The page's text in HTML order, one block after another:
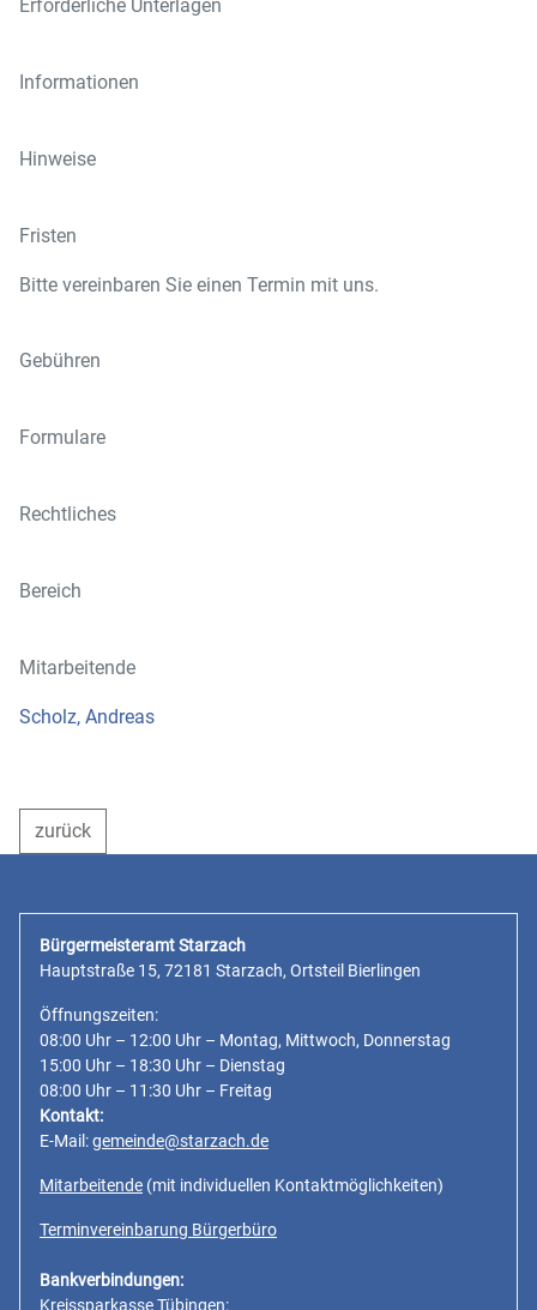
Erforderliche Unterlagen
Informationen
Hinweise
Fristen
Bitte vereinbaren Sie einen Termin mit uns.
Gebühren
Formulare
Rechtliches
Bereich
Mitarbeitende
Scholz, Andreas
zurück
Bürgermeisteramt Starzach
Hauptstraße 15, 72181 Starzach, Ortsteil Bierlingen
Öffnungszeiten:
08:00 Uhr – 12:00 Uhr – Montag, Mittwoch, Donnerstag
15:00 Uhr – 18:30 Uhr – Dienstag
08:00 Uhr – 11:30 Uhr – Freitag
Kontakt:
E-Mail:gemeinde@starzach.de
Mitarbeitende (mit individuellen Kontaktmöglichkeiten)
Terminvereinbarung Bürgerbüro
Bankverbindungen:
Kreissparkasse Tübingen: